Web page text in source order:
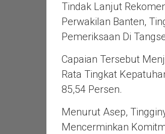
Tindak Lanjut
Perwakilan Banten,
Pemeriksaan Di
Capaian Tersebut
Rata Tingkat
85,54 Persen.
Menurut Asep,
Mencerminkan